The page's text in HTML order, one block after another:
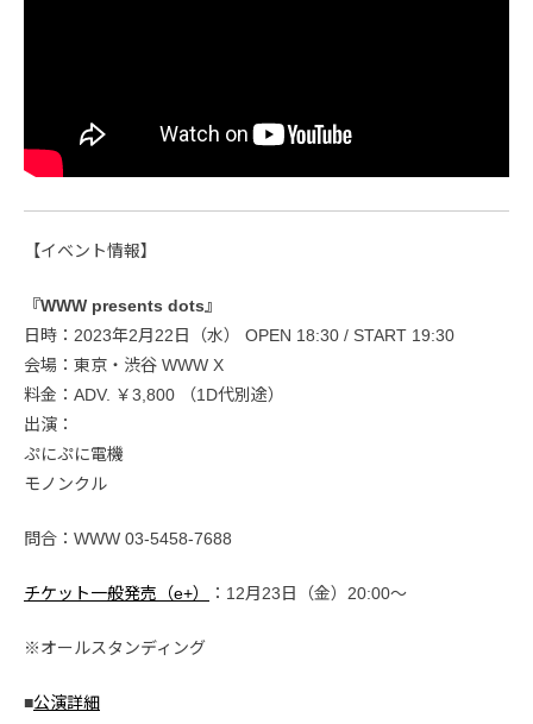
【イベント情報】
『WWW presents dots』
日時：2023年2月22日（水） OPEN 18:30 / START 19:30
会場：東京・渋谷 WWW X
料金：ADV. ￥3,800 （1D代別途）
出演：
ぷにぷに電機
モノンクル
問合：WWW 03-5458-7688
チケット一般発売（e+） ：12月23日（金）20:00〜
※オールスタンディング
■公演詳細